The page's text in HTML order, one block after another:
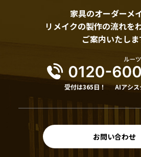
家具のオーダーメイ
リメイクの製作の流れを
ご案内いたしま
受付は365日！ AIアシ
お問い合わせ